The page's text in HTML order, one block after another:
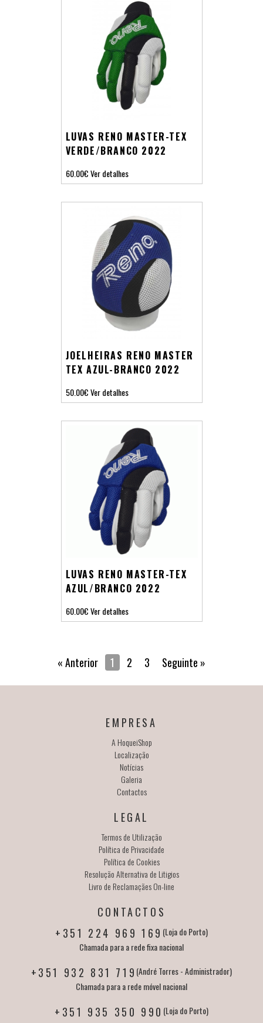
LUVAS RENO MASTER-TEX
VERDE/BRANCO 2022
60.00€Ver detalhes
JOELHEIRAS RENO MASTER
TEX AZUL-BRANCO 2022
50.00€Ver detalhes
LUVAS RENO MASTER-TEX
AZUL/BRANCO 2022
60.00€Ver detalhes
« Anterior 1 2 3 Seguinte »
EMPRESA
A HoqueiShop
Localização
Notícias
Galeria
Contactos
LEGAL
Termos de Utilização
Política de Privacidade
Política de Cookies
Resolução Alternativa de Litigios
Livro de Reclamaçães On-line
CONTACTOS
+351 224 969 169 (Loja do Porto)
Chamada para a rede fixa nacional
+351 932 831 719 (André Torres - Administrador)
Chamada para a rede móvel nacional
+351 935 350 990 (Loja do Porto)